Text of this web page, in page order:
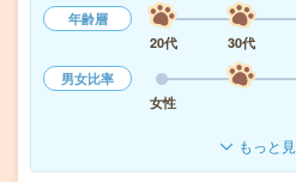
年齢層
20代
30代
男女比率
女性
もっと